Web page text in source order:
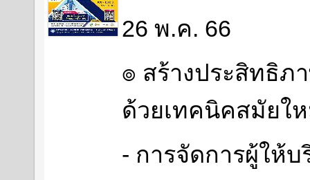
26 พ.ค. 66
๏ สร้างประสิทธิภ
ด้วยเทคนิคสมัยใ
- การจัดการผู้ให้